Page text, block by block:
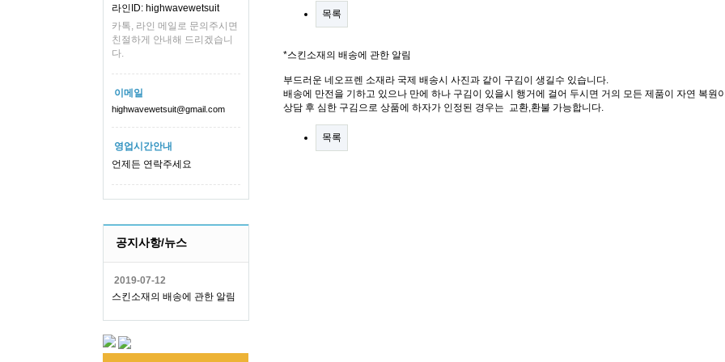
라인ID: highwavewetsuit
카톡, 라인 메일로 문의주시면
친절하게 안내해 드리겠습니
다.
이메일
highwavewetsuit@gmail.com
영업시간안내
언제든 연락주세요
공지사항/뉴스
2019-07-12
스킨소재의 배송에 관한 알림
목록
*스킨소재의 배송에 관한 알림
부드러운 네오프렌 소재라 국제 배송시 사진과 같이 구김이 생길수 있습니다.
배송에 만전을 기하고 있으나 만에 하나 구김이 있을시 행거에 걸어 두시면 거의 모든 제품이 자연 복원
상담 후 심한 구김으로 상품에 하자가 인정된 경우는 교환,환불 가능합니다.
목록